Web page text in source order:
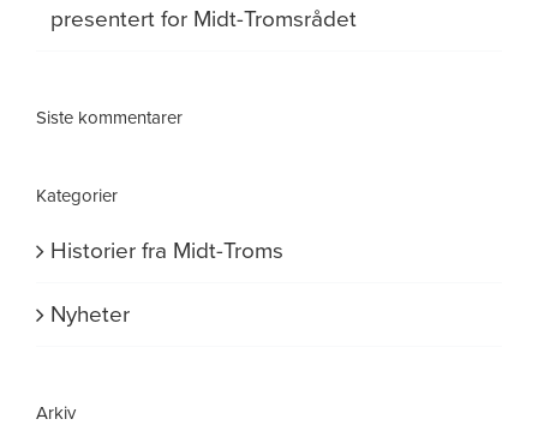
presentert for Midt-Tromsrådet
Siste kommentarer
Kategorier
Historier fra Midt-Troms
Nyheter
Arkiv